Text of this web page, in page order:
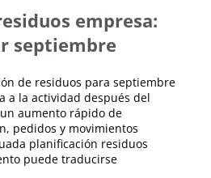
empresa:
septiembre
de residuos para septiembre
a la actividad después del
aumento rápido de
pedidos y movimientos
planificación residuos
puede traducirse